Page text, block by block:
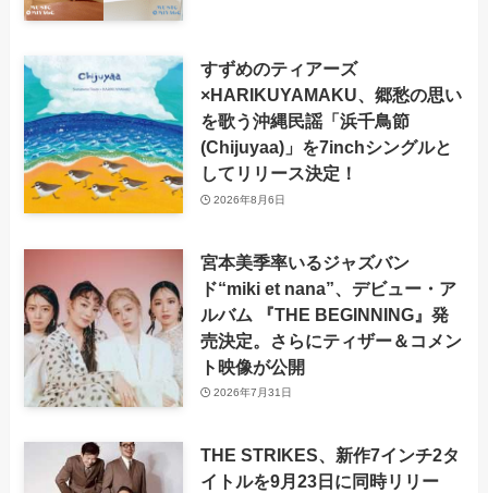
すずめのティアーズ
×HARIKUYAMAKU、郷愁の思い
を歌う沖縄民謡「浜千鳥節
(Chijuyaa)」を7inchシングルと
してリリース決定！
2026年8月6日
宮本美季率いるジャズバン
ド“miki et nana”、デビュー・ア
ルバム 『THE BEGINNING』発
売決定。さらにティザー＆コメン
ト映像が公開
2026年7月31日
THE STRIKES、新作7インチ2タ
イトルを9月23日に同時リリー